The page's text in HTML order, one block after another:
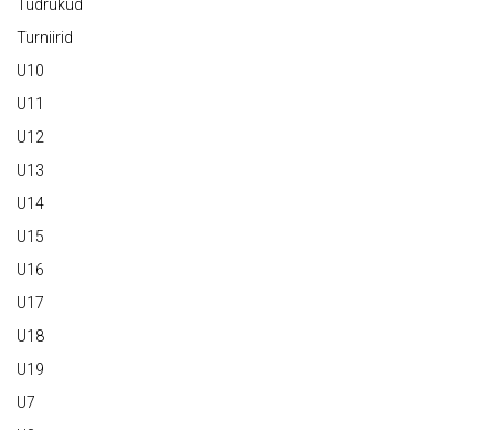
Tüdrukud
Turniirid
U10
U11
U12
U13
U14
U15
U16
U17
U18
U19
U7